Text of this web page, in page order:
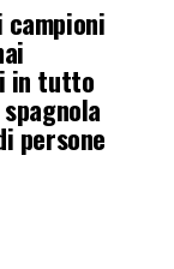
in tutto
persone